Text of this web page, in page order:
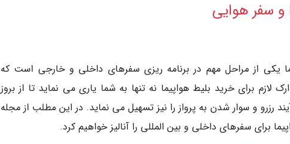
و سفر هوایی
یکی از مراحل مهم در برنامه ریزی سفرهای داخلی و خارجی است که
لازم برای خرید بلیط هواپیما نه تنها به شما یاری می نماید تا از بروز
رزرو و سوار شدن به پرواز را نیز تسهیل می نماید. در این مطلب از مجله
برای سفرهای داخلی و بین المللی را آنالیز خواهیم کرد.